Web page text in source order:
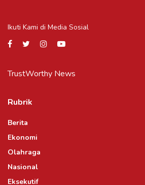
Ikuti Kami di Media Sosial
TrustWorthy News
Rubrik
Berita
Ekonomi
Olahraga
Nasional
Eksekutif